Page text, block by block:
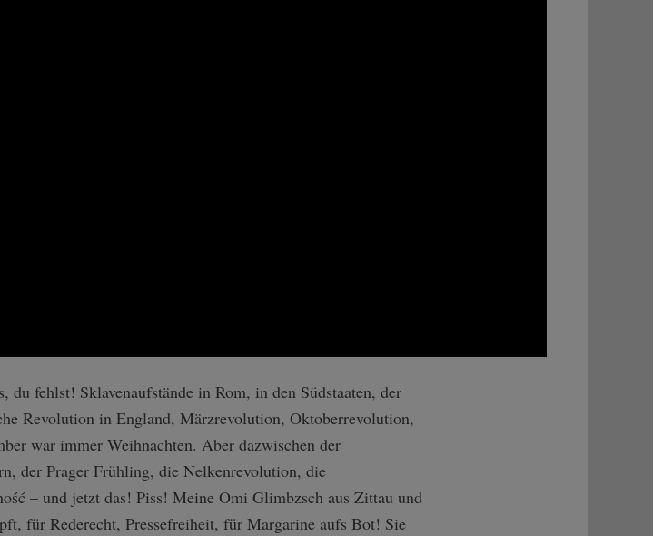
fehlst! Sklavenaufstände in Rom, in den Südstaaten, der
Revolution in England, Märzrevolution, Oktoberrevolution,
war immer Weihnachten. Aber dazwischen der
der Prager Frühling, die Nelkenrevolution, die
– und jetzt das! Piss! Meine Omi Glimbzsch aus Zittau und
für Rederecht, Pressefreiheit, für Margarine aufs Bot! Sie